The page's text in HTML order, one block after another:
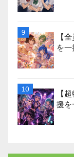
【
を一
【
援を